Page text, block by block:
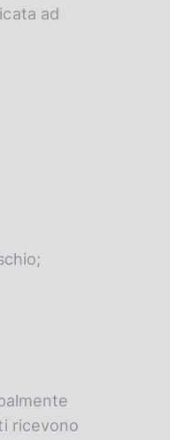
ad
ricevono